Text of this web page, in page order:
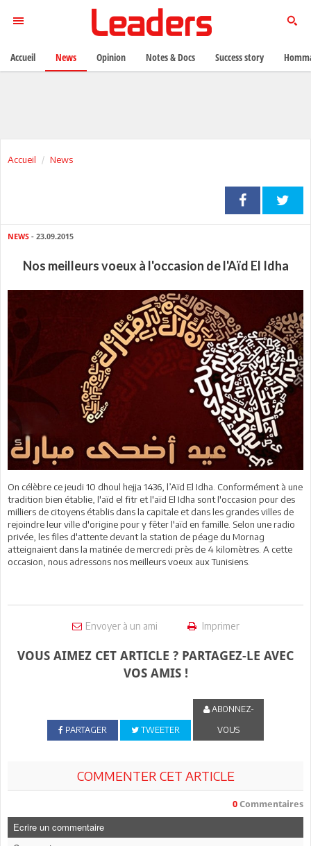
Accueil News
NEWS - 23.09.2015
Nos meilleurs voeux à l'occasion de l'Aïd El Idha
On célèbre ce jeudi 10 dhoul hejja 1436, l’Aïd El Idha. Conformément à une
tradition bien établie, l'aïd el fitr et l'aïd El Idha sont l'occasion pour des
milliers de citoyens établis dans la capitale et dans les grandes villes de
rejoindre leur ville d'origine pour y fêter l'aïd en famille. Selon une radio
privée, les files d'attente devant la station de péage du Mornag
atteignaient dans la matinée de mercredi près de 4 kilomètres. A cette
occasion, nous adressons nos meilleurs voeux aux Tunisiens.
Envoyer à un ami Imprimer
VOUS AIMEZ CET ARTICLE ? PARTAGEZ-LE AVEC
VOS AMIS !
PARTAGER TWEETER
ABONNEZ-
VOUS
COMMENTER CET ARTICLE
0 Commentaires
Ecrire un commentaire
Accueil News Opinion Notes & Docs Success story